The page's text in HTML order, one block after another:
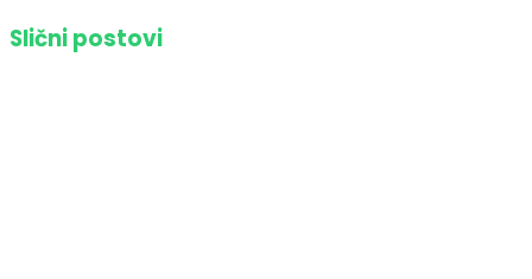
Facebook
(Opens
in
(Opens
in
Slični postovi